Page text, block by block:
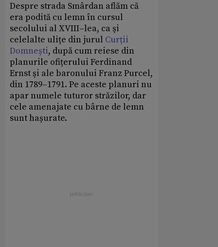
Despre strada Smârdan aflăm că
era podită cu lemn în cursul
secolului al XVIII–lea, ca şi
celelalte ulițe din jurul Curții
Domnești, după cum reiese din
planurile ofițerului Ferdinand
Ernst şi ale baronului Franz Purcel,
din 1789–1791. Pe aceste planuri nu
apar numele tuturor străzilor, dar
cele amenajate cu bârne de lemn
sunt hașurate.